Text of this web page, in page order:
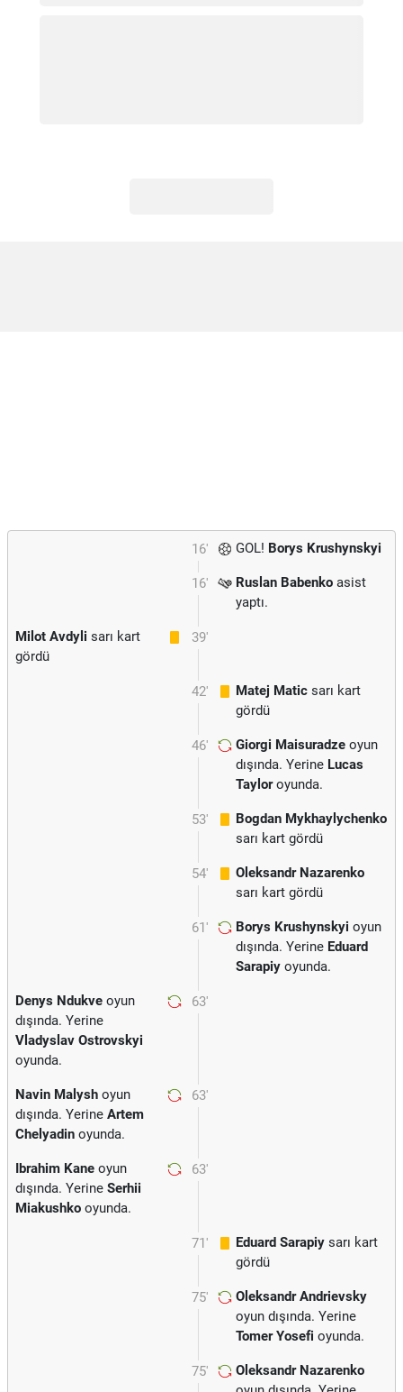
16' GOL! Borys Krushynskyi
16' Ruslan Babenko asist
yaptı.
39'
Milot Avdyli sarı kart
gördü
42' Matej Matic sarı kart
gördü
46' Giorgi Maisuradze oyun
dışında. Yerine Lucas
Tayloroyunda.
53'
Bogdan Mykhaylychenko
sarı kart gördü
54'
Oleksandr Nazarenko
sarı kart gördü
61' Borys Krushynskyi oyun
dışında. Yerine Eduard
Sarapiy oyunda.
63'
Denys Ndukve oyun
dışında. Yerine
Vladyslav Ostrovskyi
oyunda.
63'
Navin Malysh oyun
dışında. Yerine Artem
Chelyadin oyunda.
63'
Ibrahim Kane oyun
dışında. Yerine Serhii
Miakushko oyunda.
71' Eduard Sarapiy sarı kart
gördü
75'
Oleksandr Andrievsky
oyun dışında. Yerine
Tomer Yosefi oyunda.
75'
Oleksandr Nazarenko